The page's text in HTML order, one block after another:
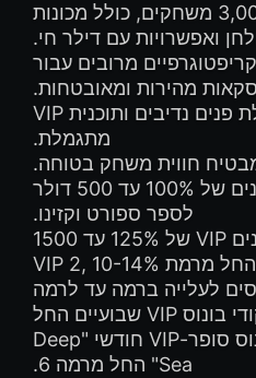
גישה ליותר מ-3,000 משחקים, כולל מכונות
ואפשרויות עם דילר חי.
מרובים עבור
מהירות ומאובטחות.
בונוסי קבלת פנים נדיבים ותוכנית VIP
מתגמלת.
חווית משחק בטוחה.
בונוס קבלת פנים של 100% עד 500 דולר
לספר ספורט וקזינו.
בונוס קבלת פנים VIP של 125% עד 1500
דולר לקזינו. החל מרמת VIP 2, 10-14%
לעלייה ברמה עד לרמה
מקסימלית 12. קודי בונוס VIP שבועיים החל
מרמה 2 וקוד בונוס סופר-VIP חודשי "Deep
Sea" החל מרמה 6.